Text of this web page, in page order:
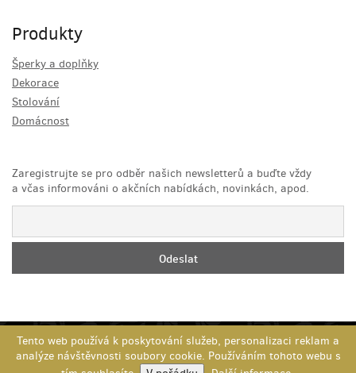
Produkty
Šperky a doplňky
Dekorace
Stolování
Domácnost
Zaregistrujte se pro odběr našich newsletterů a buďte vždy
a včas informováni o akčních nabídkách, novinkách, apod.
Copyright 2026Advantage-fl.cz s.r.o.- Všechna práva vyhrazena,
porušení autorských práv se trestá dle zákona České republiky.
Tento web používá k poskytování služeb, personalizaci reklam a
analýze návštěvnosti soubory cookie. Používáním tohoto webu s